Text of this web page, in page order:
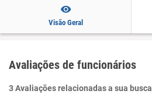
Visão Geral
Avaliações de funcionários
3 Avaliações relacionadas a sua busca